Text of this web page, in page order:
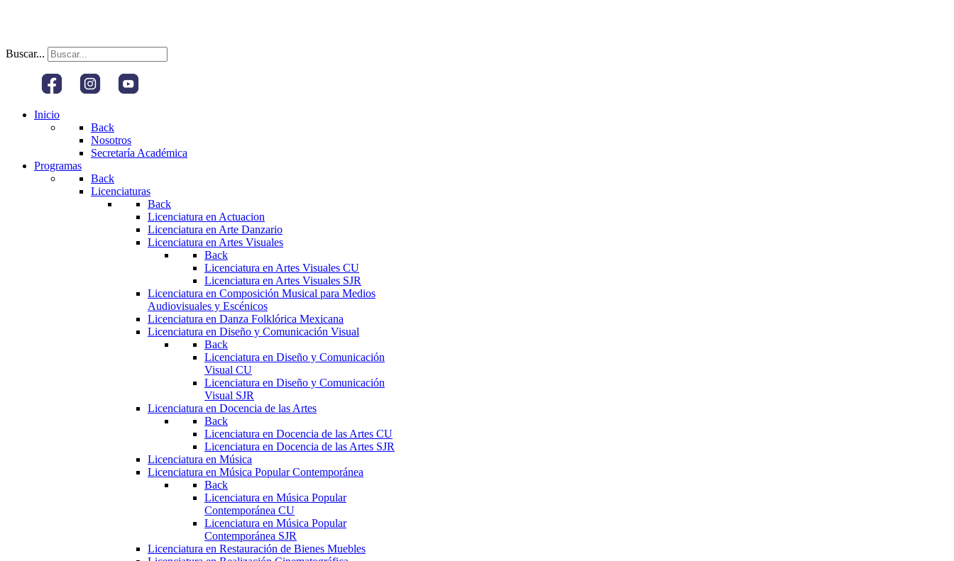
Buscar...
Inicio
Back
Nosotros
Secretaría Académica
Programas
Back
Licenciaturas
Back
Licenciatura en Actuacion
Licenciatura en Arte Danzario
Licenciatura en Artes Visuales
Back
Licenciatura en Artes Visuales CU
Licenciatura en Artes Visuales SJR
Licenciatura en Composición Musical para Medios
Audiovisuales y Escénicos
Licenciatura en Danza Folklórica Mexicana
Licenciatura en Diseño y Comunicación Visual
Back
Licenciatura en Diseño y Comunicación
Visual CU
Licenciatura en Diseño y Comunicación
Visual SJR
Licenciatura en Docencia de las Artes
Back
Licenciatura en Docencia de las Artes CU
Licenciatura en Docencia de las Artes SJR
Licenciatura en Música
Licenciatura en Música Popular Contemporánea
Back
Licenciatura en Música Popular
Contemporánea CU
Licenciatura en Música Popular
Contemporánea SJR
Licenciatura en Restauración de Bienes Muebles